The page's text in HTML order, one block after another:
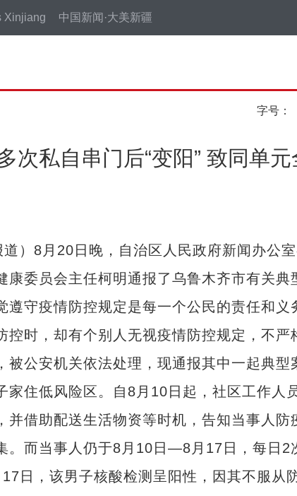
Xinjiang 中国新闻·大美新疆
字号：
次私自串门后“变阳” 致同单元
8月20日晚，自治区人民政府新闻办公室
委员会主任柯明通报了乌鲁木齐市有关典
疫情防控规定是每一个公民的责任和义
时，却有个别人无视疫情防控规定，不严
公安机关依法处理，现通报其中一起典型
住低风险区。自8月10日起，社区工作人
借助配送生活物资等时机，告知当事人防
。而当事人仍于8月10日—8月17日，每日2
日，该男子核酸检测呈阳性，因其不服从